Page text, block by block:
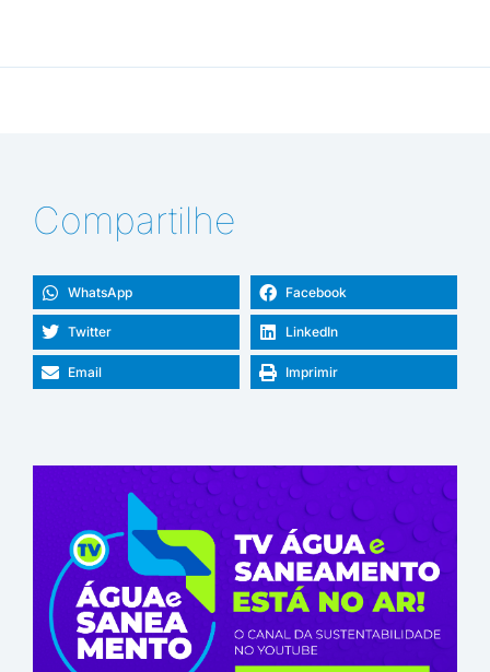
Compartilhe
WhatsApp Facebook
Twitter LinkedIn
Email Imprimir